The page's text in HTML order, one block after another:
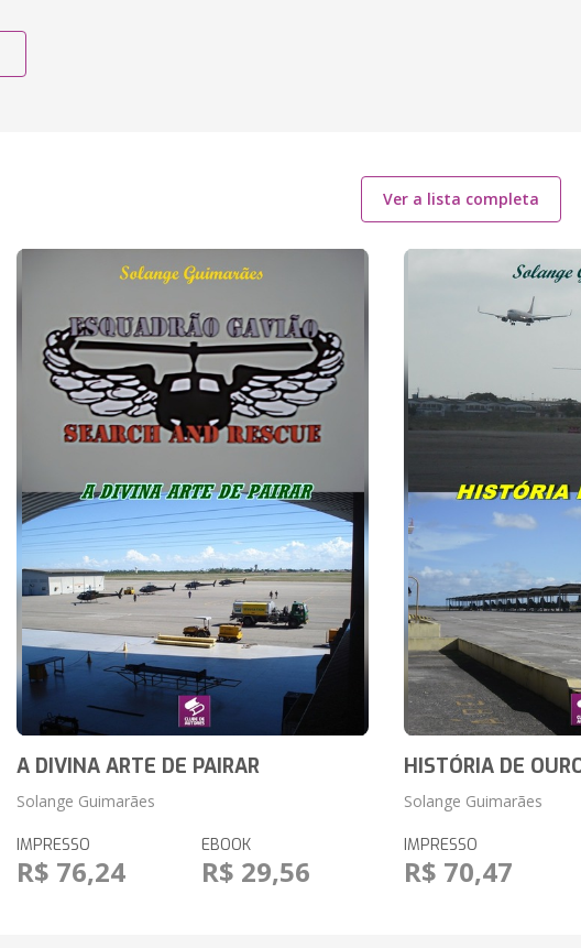
Ver a lista completa
A DIVINA ARTE DE PAIRAR
Solange Guimarães
IMPRESSO
R$ 76,24
EBOOK
R$ 29,56
HISTÓRIA DE
Solange Guimarães
IMPRESSO
R$ 70,47